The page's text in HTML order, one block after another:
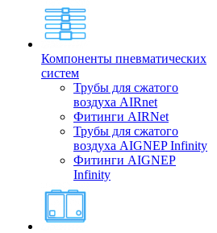
Компоненты пневматических
систем
Трубы для сжатого
воздуха AIRnet
Фитинги AIRNet
Трубы для сжатого
воздуха AIGNEP Infinity
Фитинги AIGNEP
Infinity